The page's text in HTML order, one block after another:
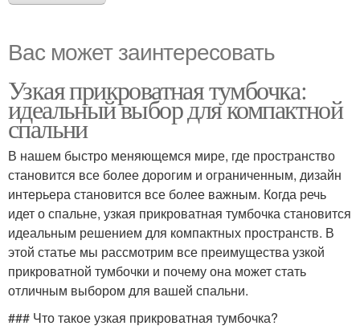
Вас может заинтересовать
Узкая прикроватная тумбочка:
идеальный выбор для компактной
спальни
В нашем быстро меняющемся мире, где пространство
становится все более дорогим и ограниченным, дизайн
интерьера становится все более важным. Когда речь
идет о спальне, узкая прикроватная тумбочка становится
идеальным решением для компактных пространств. В
этой статье мы рассмотрим все преимущества узкой
прикроватной тумбочки и почему она может стать
отличным выбором для вашей спальни.
### Что такое узкая прикроватная тумбочка?